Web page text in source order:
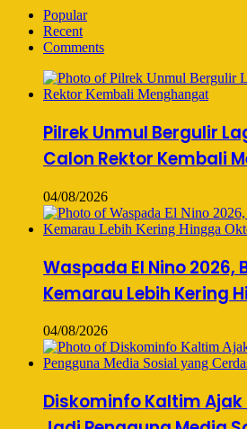
Popular
Recent
Comments
Pilrek Unmul Bergulir
Calon Rektor Kembali
04/08/2026
Waspada El Nino 2026,
Kemarau Lebih Kering
04/08/2026
Diskominfo Kaltim Ajak